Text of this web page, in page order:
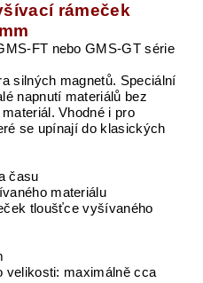
rámeček
FT nebo GMS-GT série
silných magnetů. Speciální
napnutí materiálů bez
Vhodné i pro
se upínají do klasických
času
materiálu
tloušťce vyšívaného
maximálně cca